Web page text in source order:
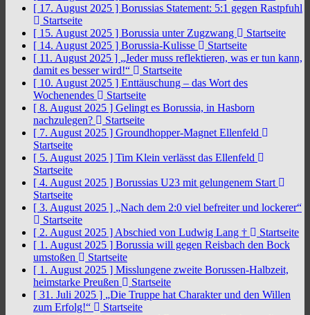
[ 17. August 2025 ] Borussias Statement: 5:1 gegen Rastpfuhl
Startseite
[ 15. August 2025 ] Borussia unter Zugzwang
Startseite
[ 14. August 2025 ] Borussia-Kulisse
Startseite
[ 11. August 2025 ] „Jeder muss reflektieren, was er tun kann,
damit es besser wird!“
Startseite
[ 10. August 2025 ] Enttäuschung – das Wort des
Wochenendes
Startseite
[ 8. August 2025 ] Gelingt es Borussia, in Hasborn
nachzulegen?
Startseite
[ 7. August 2025 ] Groundhopper-Magnet Ellenfeld
Startseite
[ 5. August 2025 ] Tim Klein verlässt das Ellenfeld
Startseite
[ 4. August 2025 ] Borussias U23 mit gelungenem Start
Startseite
[ 3. August 2025 ] „Nach dem 2:0 viel befreiter und lockerer“
Startseite
[ 2. August 2025 ] Abschied von Ludwig Lang †
Startseite
[ 1. August 2025 ] Borussia will gegen Reisbach den Bock
umstoßen
Startseite
[ 1. August 2025 ] Misslungene zweite Borussen-Halbzeit,
heimstarke Preußen
Startseite
[ 31. Juli 2025 ] „Die Truppe hat Charakter und den Willen
zum Erfolg!“
Startseite